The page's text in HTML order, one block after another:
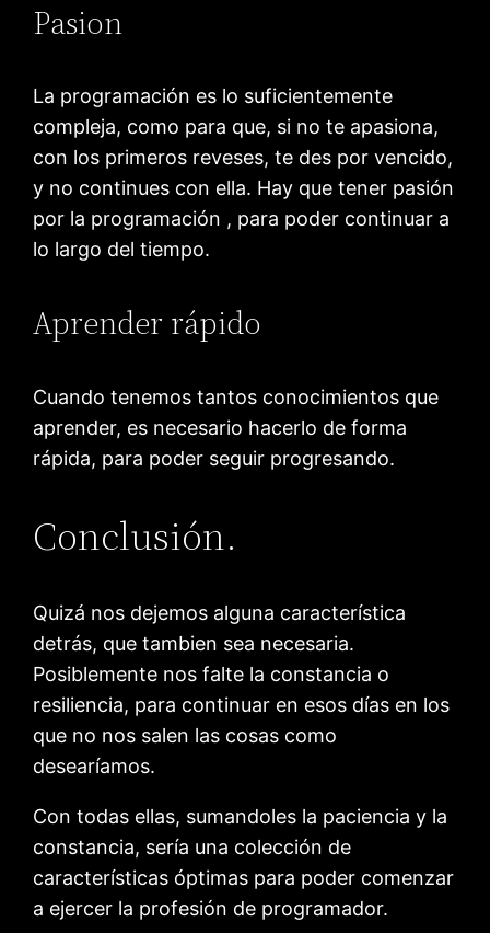
Pasion
La programación es lo suficientemente
compleja, como para que, si no te apasiona,
con los primeros reveses, te des por vencido,
y no continues con ella. Hay que tener pasión
por la programación , para poder continuar a
lo largo del tiempo.
Aprender rápido
Cuando tenemos tantos conocimientos que
aprender, es necesario hacerlo de forma
rápida, para poder seguir progresando.
Conclusión.
Quizá nos dejemos alguna característica
detrás, que tambien sea necesaria.
Posiblemente nos falte la constancia o
resiliencia, para continuar en esos días en los
que no nos salen las cosas como
desearíamos.
Con todas ellas, sumandoles la paciencia y la
constancia, sería una colección de
características óptimas para poder comenzar
a ejercer la profesión de programador.